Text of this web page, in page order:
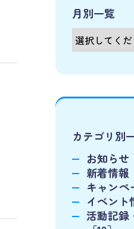
月別一覧
カテゴリ別
お知らせ
新着情報
キャンペ
イベント
活動記録